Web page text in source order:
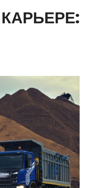
КАРЬЕРЕ: